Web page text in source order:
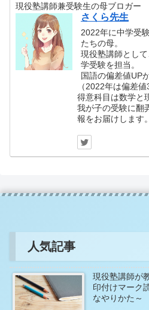
現役塾講師兼受験生の母ブロガー
さくら先生
2022年に中学受
たちの母。
現役塾講師とし
学受験を担当。
国語の偏差値UP
（2022年は偏差
得意科目は数学と
我が子の受験に翻
報をお届けします。
人気記事
現役塾講師が
印付けマーク
なやりかた～